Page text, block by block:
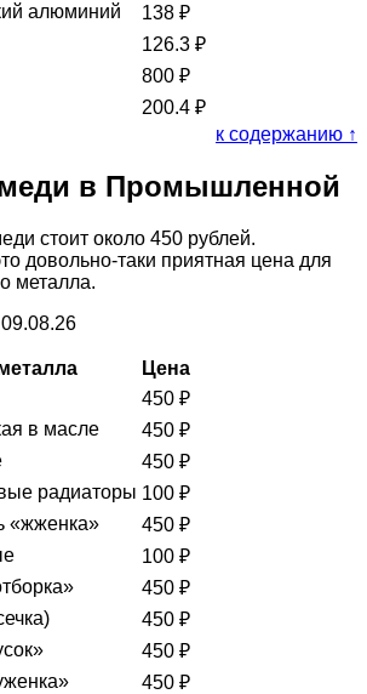
алюминий
138 ₽
126.3 ₽
800 ₽
200.4 ₽
к содержанию ↑
в Промышленной
стоит около 450 рублей.
довольно-таки приятная цена для
металла.
Цена
450 ₽
в масле
450 ₽
450 ₽
радиаторы 100 ₽
«жженка»
450 ₽
100 ₽
450 ₽
450 ₽
450 ₽
450 ₽